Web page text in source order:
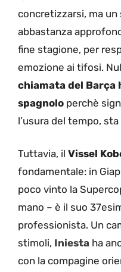
concretizzarsi, ma un
abbastanza
fine stagione, per
emozione ai tifosi.
chiamata del Barça
spagnolo perchè
l’usura del tempo,
Tuttavia, il Vissel
fondamentale: in
poco vinto la
mano – è il suo
professionista. Un
stimoli, Iniesta ha
con la compagine